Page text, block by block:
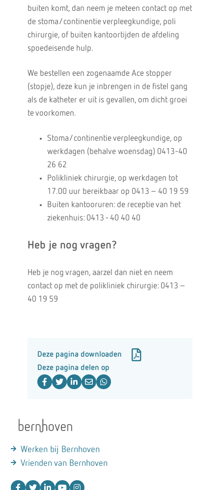
buiten komt, dan neem je meteen contact op met
de stoma/continentie verpleegkundige, poli
chirurgie, of buiten kantoortijden de afdeling
spoedeisende hulp.
We bestellen een zogenaamde Ace stopper
(stopje), deze kun je inbrengen in de fistel gang
als de katheter er uit is gevallen, om dicht groei
te voorkomen.
Stoma/continentie verpleegkundige, op
werkdagen (behalve woensdag) 0413-40
26 62
Polikliniek chirurgie, op werkdagen tot
17.00 uur bereikbaar op 0413 – 40 19 59
Buiten kantooruren: de receptie van het
ziekenhuis: 0413 - 40 40 40
Heb je nog vragen?
Heb je nog vragen, aarzel dan niet en neem
contact op met de polikliniek chirurgie: 0413 –
40 19 59
Deze pagina downloaden
Deze pagina delen op
Werken bij Bernhoven
Vrienden van Bernhoven